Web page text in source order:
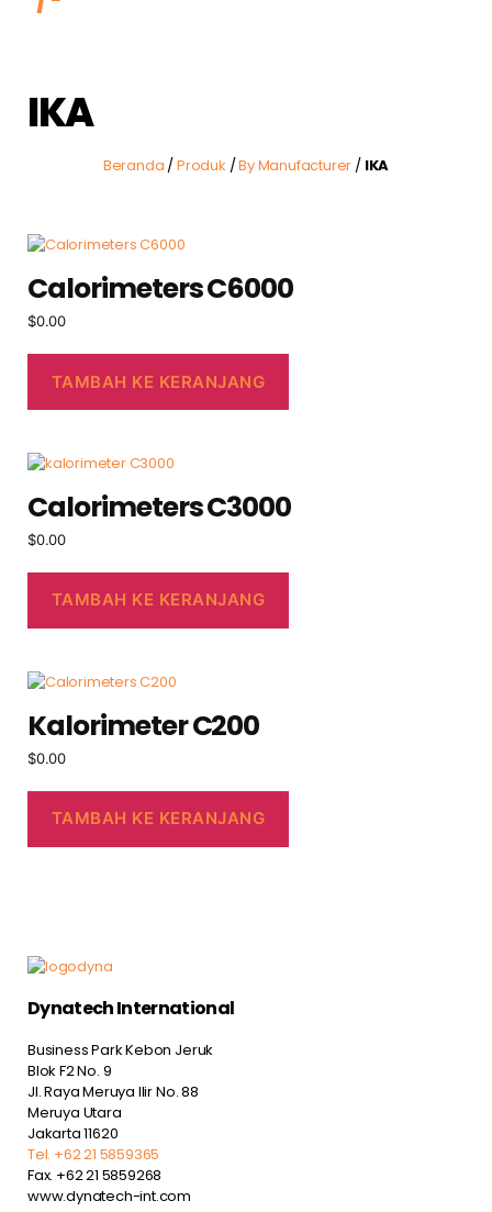
IKA
Beranda /Produk /By Manufacturer / IKA
Calorimeters C6000
$0.00
TAMBAH KE KERANJANG
Calorimeters C3000
$0.00
TAMBAH KE KERANJANG
Kalorimeter C200
$0.00
TAMBAH KE KERANJANG
Dynatech International
Business Park Kebon Jeruk
Blok F2 No. 9
Jl. Raya Meruya Ilir No. 88
Meruya Utara
Jakarta 11620
Tel. +62 21 5859365
Fax. +62 21 5859268
www.dynatech-int.com